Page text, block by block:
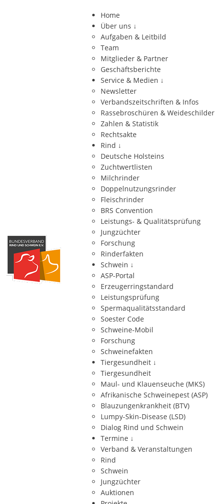
Home
Über uns ↓
Aufgaben & Leitbild
Team
Mitglieder & Partner
Geschäftsberichte
Service & Medien ↓
Newsletter
Verbandszeitschriften & Infos
Rassebroschüren & Weideschilder
Zahlen & Statistik
Rechtsakte
Rind ↓
Deutsche Holsteins
Zuchtwertlisten
Milchrinder
Doppelnutzungsrinder
Fleischrinder
BRS Convention
Leistungs- & Qualitätsprüfung
Jungzüchter
Forschung
Rinderfakten
Schwein ↓
ASP-Portal
Erzeugerringstandard
Leistungsprüfung
Spermaqualitätsstandard
Soester Code
Schweine-Mobil
Forschung
Schweinefakten
Tiergesundheit ↓
Tiergesundheit
Maul- und Klauenseuche (MKS)
Afrikanische Schweinepest (ASP)
Blauzungenkrankheit (BTV)
Lumpy-Skin-Disease (LSD)
Dialog Rind und Schwein
Termine ↓
Verband & Veranstaltungen
Rind
Schwein
Jungzüchter
Auktionen